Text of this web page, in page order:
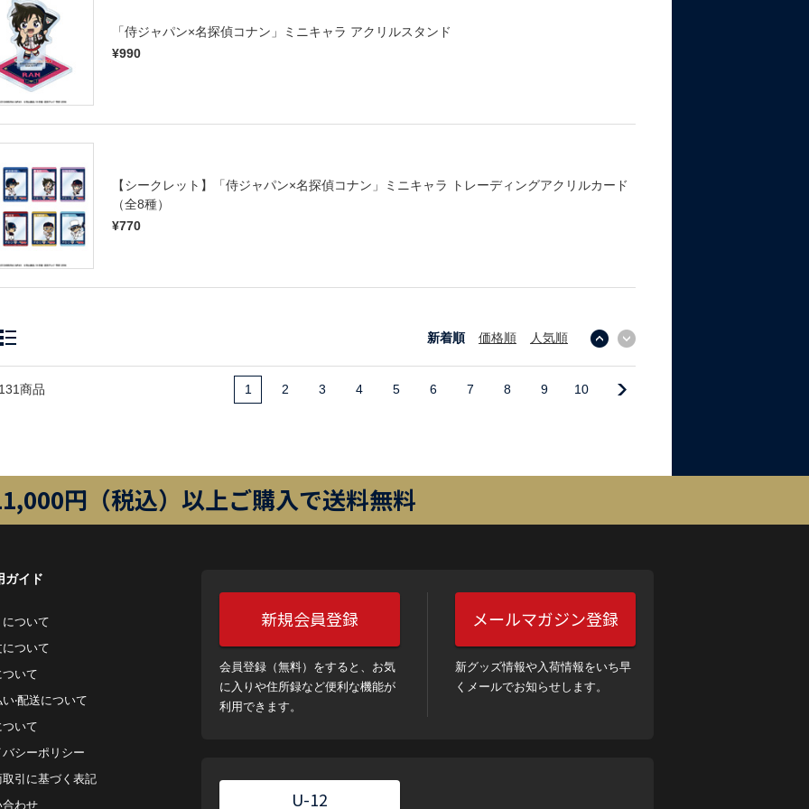
「侍ジャパン×名探偵コナン」ミニキャラ アクリルスタンド
¥990
【シークレット】「侍ジャパン×名探偵コナン」ミニキャラ トレーディングアクリルカード
（全8種）
¥770
新着順 価格順 人気順
商品 1 2 3 4 5 6 7 8 9 10
円（税込）以上ご購入で送料無料
ガイド
ついて
ついて
いて
‧配送について
いて
シーポリシー
取引に基づく表記
合わせ
新規会員登録
会員登録（無料）をすると、お気
に入りや住所録など便利な機能が
利用できます。
メールマガジン登録
新グッズ情報や入荷情報をいち早
くメールでお知らせします。
U-12